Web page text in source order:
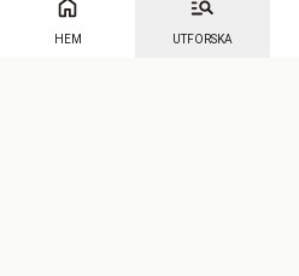
HEM UTFORSKA